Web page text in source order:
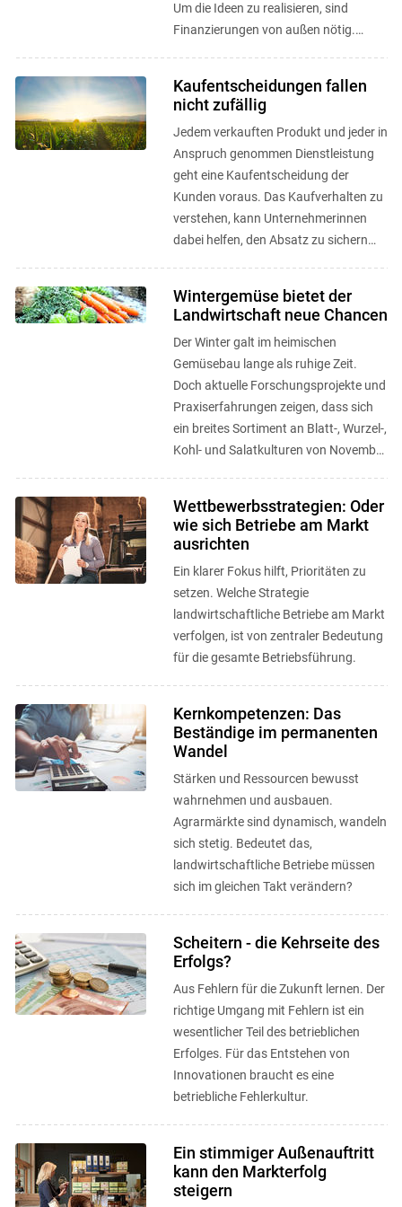
Um die Ideen zu realisieren, sind
Finanzierungen von außen nötig.
Kaufentscheidungen fallen
nicht zufällig
Jedem verkauften Produkt und jeder in
Anspruch genommen Dienstleistung
geht eine Kaufentscheidung der
Kunden voraus. Das Kaufverhalten zu
verstehen, kann Unternehmerinnen
dabei helfen, den Absatz zu sichern
Wintergemüse bietet der
Landwirtschaft neue Chancen
Der Winter galt im heimischen
Gemüsebau lange als ruhige Zeit.
Doch aktuelle Forschungsprojekte und
Praxiserfahrungen zeigen, dass sich
ein breites Sortiment an Blatt-, Wurzel-,
Kohl- und Salatkulturen von November
Wettbewerbsstrategien: Oder
wie sich Betriebe am Markt
ausrichten
Ein klarer Fokus hilft, Prioritäten zu
setzen. Welche Strategie
landwirtschaftliche Betriebe am Markt
verfolgen, ist von zentraler Bedeutung
für die gesamte Betriebsführung.
Kernkompetenzen: Das
Beständige im permanenten
Wandel
Stärken und Ressourcen bewusst
wahrnehmen und ausbauen.
Agrarmärkte sind dynamisch, wandeln
sich stetig. Bedeutet das,
landwirtschaftliche Betriebe müssen
sich im gleichen Takt verändern?
Scheitern - die Kehrseite des
Erfolgs?
Aus Fehlern für die Zukunft lernen. Der
richtige Umgang mit Fehlern ist ein
wesentlicher Teil des betrieblichen
Erfolges. Für das Entstehen von
Innovationen braucht es eine
betriebliche Fehlerkultur.
Ein stimmiger Außenauftritt
kann den Markterfolg
steigern